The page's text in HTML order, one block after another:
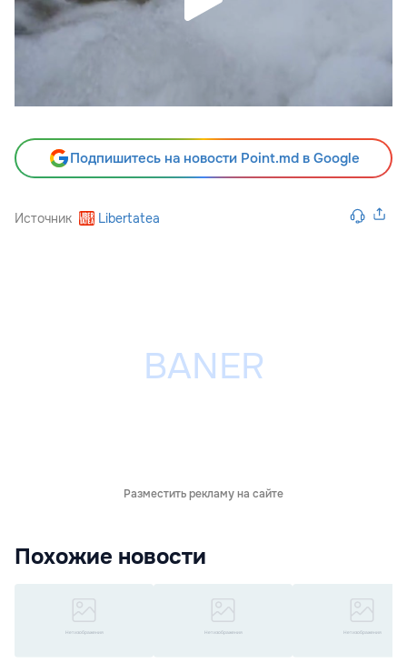
Подпишитесь на новости Point.md в Google
Источник Libertatea
Разместить рекламу на сайте
Похожие новости